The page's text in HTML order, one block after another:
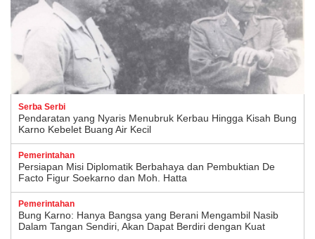
Serba Serbi
Pendaratan yang Nyaris Menubruk Kerbau Hingga Kisah Bung
Karno Kebelet Buang Air Kecil
Pemerintahan
Persiapan Misi Diplomatik Berbahaya dan Pembuktian De
Facto Figur Soekarno dan Moh. Hatta
Pemerintahan
Bung Karno: Hanya Bangsa yang Berani Mengambil Nasib
Dalam Tangan Sendiri, Akan Dapat Berdiri dengan Kuat